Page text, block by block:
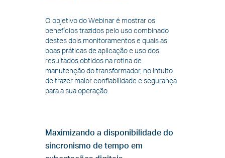
O objetivo do Webinar é mostrar os
benefícios trazidos pelo uso combinado
destes dois monitoramentos e quais as
boas práticas de aplicação e uso dos
resultados obtidos na rotina de
manutenção do transformador, no intuito
de trazer maior confiabilidade e segurança
para a sua operação.
Maximizando a disponibilidade do
sincronismo de tempo em